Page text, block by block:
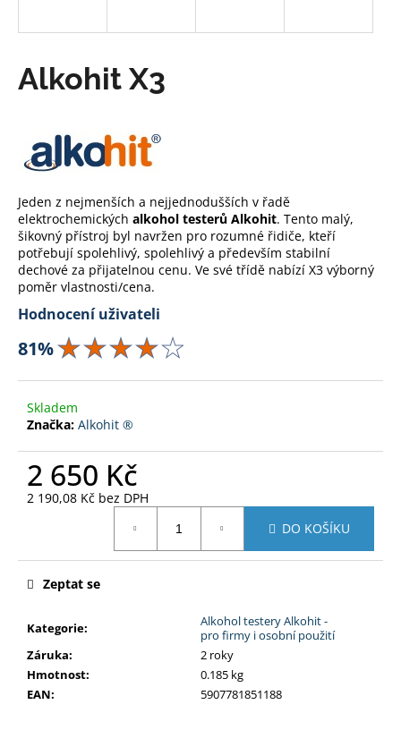
Alkohit X3
Jeden z nejmenších a nejjednodušších v řadě
elektrochemických alkohol testerů Alkohit. Tento malý,
šikovný přístroj byl navržen pro rozumné řidiče, kteří
potřebují spolehlivý, spolehlivý a především stabilní
dechové za přijatelnou cenu. Ve své třídě nabízí X3 výborný
poměr vlastnosti/cena.
Hodnocení uživateli
81%
Skladem
Značka: Alkohit ®
2 650 Kč
2 190,08 Kč bez DPH
DO KOŠÍKU
Kategorie:
Alkohol testery Alkohit -
pro firmy i osobní použití
Záruka:
2 roky
Hmotnost:
0.185 kg
EAN: 5907781851188
Zeptat se
í
t
HLEDAT